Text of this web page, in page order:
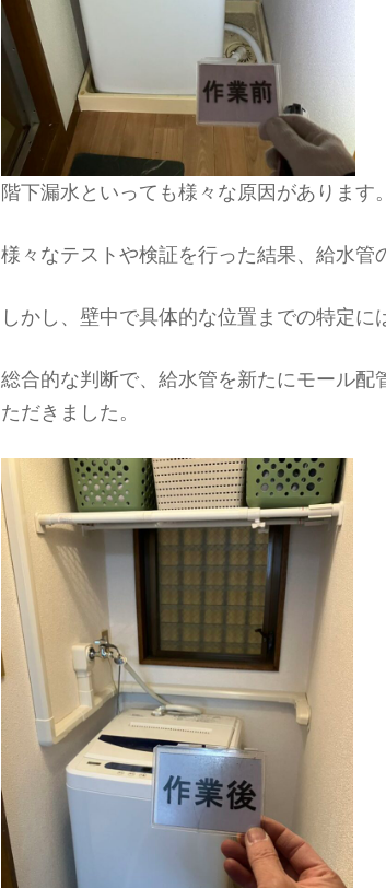
階下漏水といっても様々な原因があります。
様々なテストや検証を行った結果、給水管
しかし、壁中で具体的な位置までの特定に
総合的な判断で、給水管を新たにモール
ただきました。